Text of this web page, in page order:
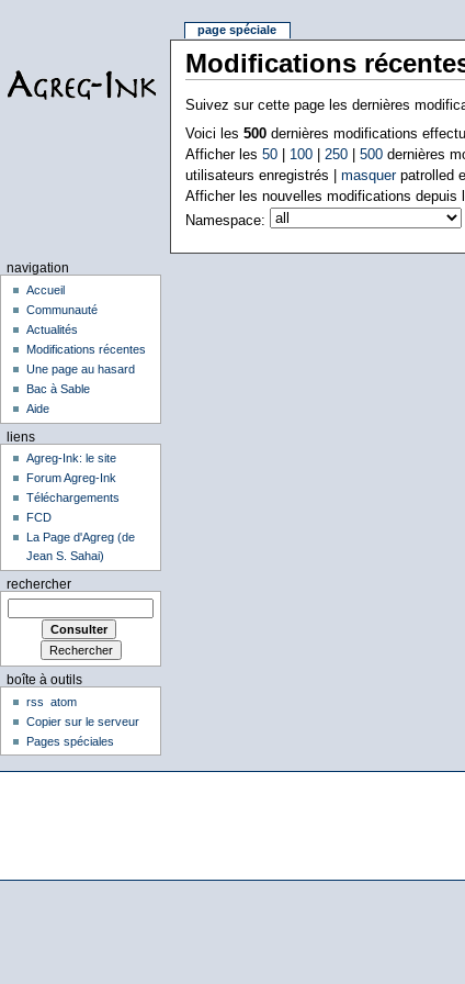
Modifications
Suivez sur cette page les dernières
Voici les 500dernières modifications
Afficher les 50| 100| 250| 500dernières
utilisateurs enregistrés | masquerpatrolled
Afficher les nouvelles modifications depuis
Namespace:
page spéciale
navigation
Accueil
Communauté
Actualités
Modifications récentes
Une page au hasard
Bac à Sable
Aide
liens
Agreg-Ink: le site
Forum Agreg-Ink
Téléchargements
FCD
La Page d'Agreg (de
Jean S. Sahai)
rechercher
boîte à outils
rss
atom
Copier sur le serveur
Pages spéciales